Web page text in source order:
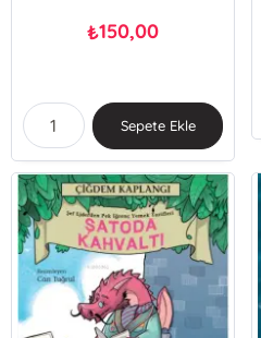
₺150,00
Sepete Ekle